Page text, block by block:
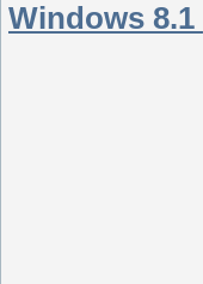
Windows 8.1